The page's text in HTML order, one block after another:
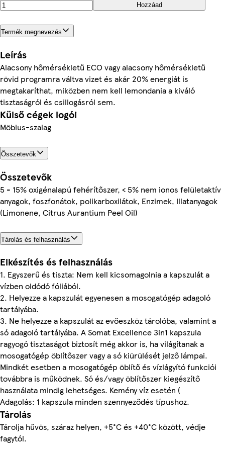
Hozzáad
Termék megnevezés
Leírás
Alacsony hőmérsékletű ECO vagy alacsony hőmérsékletű
rövid programra váltva vizet és akár 20% energiát is
megtakaríthat, miközben nem kell lemondania a kiváló
tisztaságról és csillogásról sem.
Külső cégek logói
Möbius-szalag
Összetevők
Összetevők
5 - 15% oxigénalapú fehérítőszer, < 5% nem ionos felületaktív
anyagok, foszfonátok, polikarboxilátok, Enzimek, Illatanyagok
(Limonene, Citrus Aurantium Peel Oil)
Tárolás és felhasználás
Elkészítés és felhasználás
1. Egyszerű és tiszta: Nem kell kicsomagolnia a kapszulát a
vízben oldódó fóliából.
2. Helyezze a kapszulát egyenesen a mosogatógép adagoló
tartályába.
3. Ne helyezze a kapszulát az evőeszköz tárolóba, valamint a
só adagoló tartályába. A Somat Excellence 3in1 kapszula
ragyogó tisztaságot biztosít még akkor is, ha világítanak a
mosogatógép öblítőszer vagy a só kiürülését jelző lámpai.
Mindkét esetben a mosogatógép öblítő és vízlágyító funkciói
továbbra is működnek. Só és/vagy öblítőszer kiegészítő
használata mindig lehetséges. Kemény víz esetén (
Adagolás: 1 kapszula minden szennyeződés típushoz.
Tárolás
Tárolja hűvös, száraz helyen, +5°C és +40°C között, védje
fagytól.